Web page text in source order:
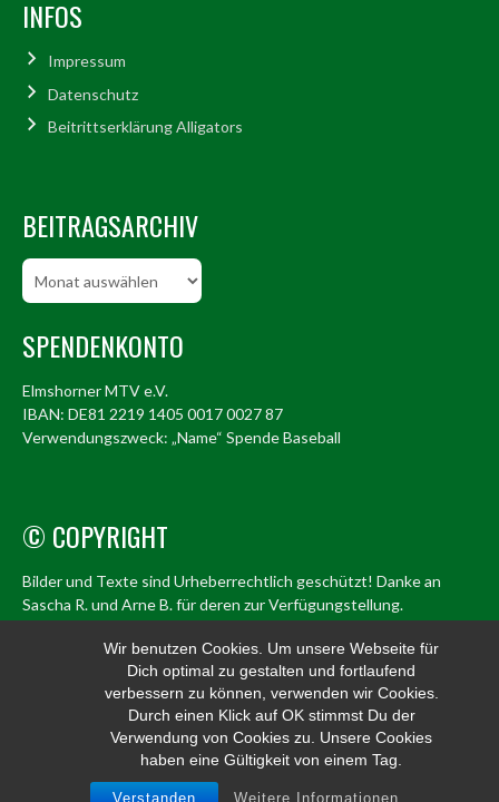
Wir benutzen Cookies. Um unsere Webseite für
Dich optimal zu gestalten und fortlaufend
verbessern zu können, verwenden wir Cookies.
Durch einen Klick auf OK stimmst Du der
Verwendung von Cookies zu. Unsere Cookies
haben eine Gültigkeit von einem Tag.
Verstanden Weitere Informationen
INFOS
Impressum
Datenschutz
Beitrittserklärung Alligators
BEITRAGSARCHIV
Beitragsarchiv
SPENDENKONTO
Elmshorner MTV e.V.
IBAN: DE81 2219 1405 0017 0027 87
Verwendungszweck: „Name“ Spende Baseball
© COPYRIGHT
Bilder und Texte sind Urheberrechtlich geschützt! Danke an
Sascha R. und Arne B. für deren zur Verfügungstellung.
© Elmshorn Alligators 1998 – 2026
info@alligators.de
© 2026 ELMSHORN ALLIGATORS